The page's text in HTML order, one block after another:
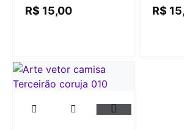
R$ 15,00 R$